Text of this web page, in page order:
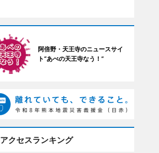
阿倍野・天王寺のニュースサイ
ト“あべの天王寺なう！”
アクセスランキング